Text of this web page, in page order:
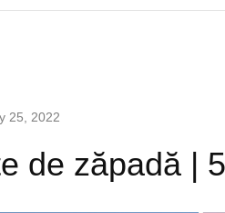
25, 2022
de zăpadă |